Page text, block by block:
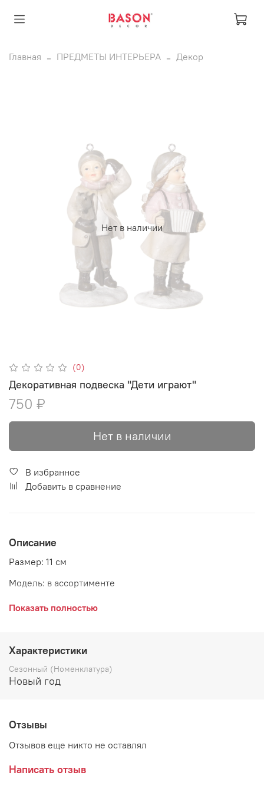
Главная ПРЕДМЕТЫ ИНТЕРЬЕРА Декор
Нет в наличии
(0)
Декоративная подвеска "Дети играют"
750 ₽
Нет в наличии
В избранное
Добавить в сравнение
Описание
Размер: 11 см
Модель: в ассортименте
Страна: Эстония
Украшение, в котором продумана каждая деталь и
каждая мелочь. Такие авторские зарисовки унесут Вас в
свое детство, а интерьер сделают неповторимым. Вы
можете собрать целую серию подвесок «дети играют».
Показать полностью
Характеристики
Сезонный (Номенклатура)
Новый год
Отзывы
Отзывов еще никто не оставлял
Написать отзыв